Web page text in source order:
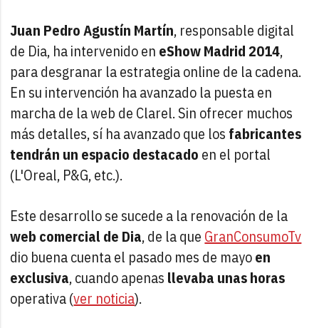
Juan Pedro Agustín Martín, responsable digital
de Dia, ha intervenido en eShow Madrid 2014,
para desgranar la estrategia online de la cadena.
En su intervención ha avanzado la puesta en
marcha de la web de Clarel. Sin ofrecer muchos
más detalles, sí ha avanzado que los fabricantes
tendrán un espacio destacado en el portal
(L'Oreal, P&G, etc.).
Este desarrollo se sucede a la renovación de la
web comercial de Dia, de la que GranConsumoTv
dio buena cuenta el pasado mes de mayoen
exclusiva, cuando apenas llevaba unas horas
operativa (ver noticia).